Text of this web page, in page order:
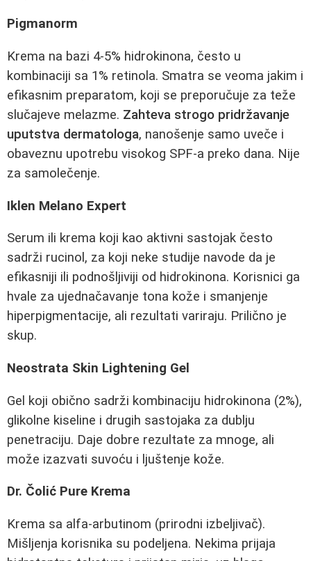
Pigmanorm
Krema na bazi 4-5% hidrokinona, često u
kombinaciji sa 1% retinola. Smatra se veoma jakim i
efikasnim preparatom, koji se preporučuje za teže
slučajeve melazme. Zahteva strogo pridržavanje
uputstva dermatologa, nanošenje samo uveče i
obaveznu upotrebu visokog SPF-a preko dana. Nije
za samolečenje.
Iklen Melano Expert
Serum ili krema koji kao aktivni sastojak često
sadrži rucinol, za koji neke studije navode da je
efikasniji ili podnošljiviji od hidrokinona. Korisnici ga
hvale za ujednačavanje tona kože i smanjenje
hiperpigmentacije, ali rezultati variraju. Prilično je
skup.
Neostrata Skin Lightening Gel
Gel koji obično sadrži kombinaciju hidrokinona (2%),
glikolne kiseline i drugih sastojaka za dublju
penetraciju. Daje dobre rezultate za mnoge, ali
može izazvati suvoću i ljuštenje kože.
Dr. Čolić Pure Krema
Krema sa alfa-arbutinom (prirodni izbeljivač).
Mišljenja korisnika su podeljena. Nekima prijaja